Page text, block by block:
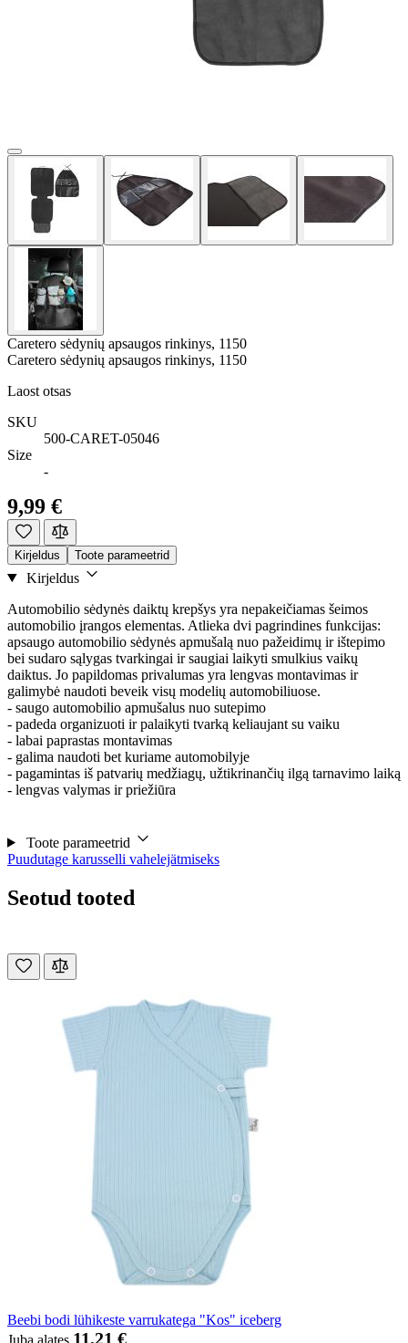
Caretero sėdynių apsaugos rinkinys, 1150
Caretero sėdynių apsaugos rinkinys, 1150
Laost otsas
SKU
500-CARET-05046
Size
-
9,99 €
Kirjeldus Toote parameetrid
Kirjeldus
Automobilio sėdynės daiktų krepšys yra nepakeičiamas šeimos
automobilio įrangos elementas. Atlieka dvi pagrindines funkcijas:
apsaugo automobilio sėdynės apmušalą nuo pažeidimų ir ištepimo
bei sudaro sąlygas tvarkingai ir saugiai laikyti smulkius vaikų
daiktus. Jo papildomas privalumas yra lengvas montavimas ir
galimybė naudoti beveik visų modelių automobiliuose.
- saugo automobilio apmušalus nuo sutepimo
- padeda organizuoti ir palaikyti tvarką keliaujant su vaiku
- labai paprastas montavimas
- galima naudoti bet kuriame automobilyje
- pagamintas iš patvarių medžiagų, užtikrinančių ilgą tarnavimo laiką
- lengvas valymas ir priežiūra
Toote parameetrid
Puudutage karusselli vahelejätmiseks
Seotud tooted
Beebi bodi lühikeste varrukatega "Kos" iceberg
Juba alates 11,21 €